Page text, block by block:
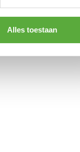
Alles toestaan